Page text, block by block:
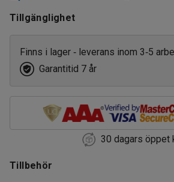
Tillgänglighet
Finns i lager ‑ leverans inom 3‑5
Garantitid 7 år
30 dagars öppet
Tillbehör